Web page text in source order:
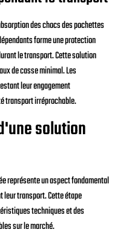
des chocs des pochettes
forme une protection
le transport. Cette solution
de casse minimal. Les
leur engagement
transport irréprochable.
solution
représente un aspect fondamental
leur transport. Cette étape
techniques et des
sur le marché.